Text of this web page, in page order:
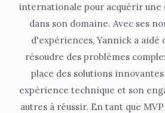
internationale pour acquérir une
dans son domaine. Avec ses
d'expériences, Yannick a aidé
résoudre des problèmes
place des solutions
expérience technique et son
autres à réussir. En tant que